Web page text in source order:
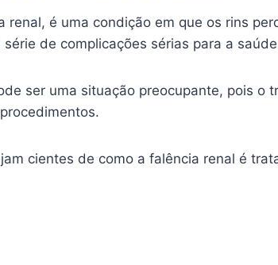
é uma condição em que os rins
de complicações sérias para a
ser uma situação preocupante, pois o
cientes de como a falência renal é